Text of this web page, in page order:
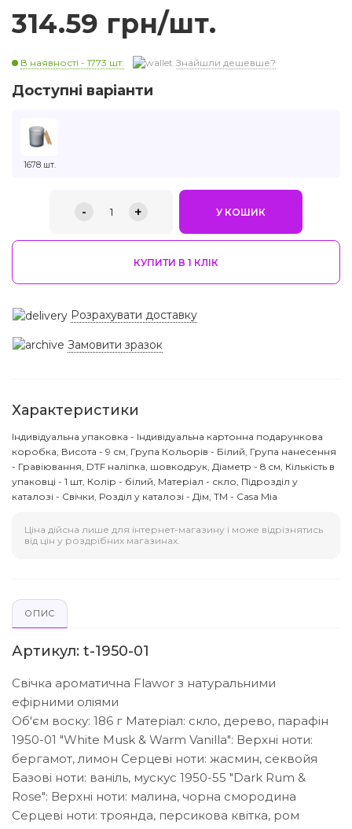
314.59 грн/шт.
В наявності - 1773 шт. Знайшли дешевше?
Доступні варіанти
1678 шт.
- 1 + У КОШИК
КУПИТИ В 1 КЛIК
Розрахувати доставку
Замовити зразок
Характеристики
Індивідуальна упаковка - Індивідуальна картонна подарункова
коробка, Висота - 9 см, Група Кольорів - Білий, Група нанесення
- Гравіювання, DTF наліпка, шовкодрук, Діаметр - 8 cм, Кількість в
упаковці - 1 шт, Колір - білий, Матеріал - скло, Підрозділ у
каталозі - Свічки, Розділ у каталозі - Дім, ТМ - Casa Mia
Ціна дійсна лише для інтернет-магазину і може відрізнятись
від цін у роздрібних магазинах.
ОПИС
Артикул: t-1950-01
Свічка ароматична Flawor з натуральними
ефірними оліями
Об'єм воску: 186 г Матеріал: скло, дерево, парафін
1950-01 "White Musk & Warm Vanilla": Верхні ноти:
бергамот, лимон Серцеві ноти: жасмин, секвойя
Базові ноти: ваніль, мускус 1950-55 "Dark Rum &
Rose": Верхні ноти: малина, чорна смородина
Серцеві ноти: троянда, персикова квітка, ром